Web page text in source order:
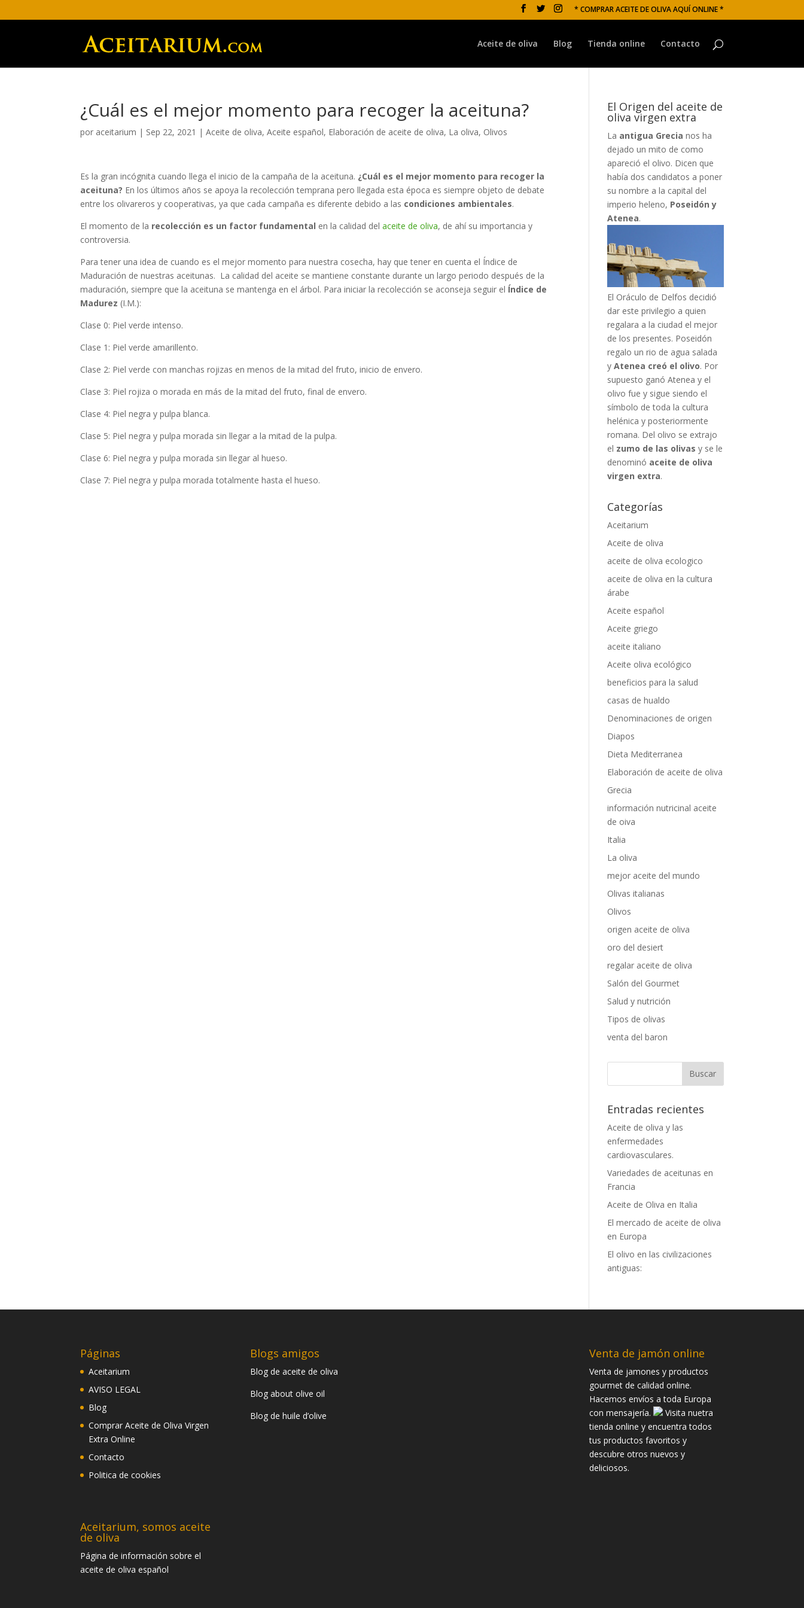
* COMPRAR ACEITE DE OLIVA AQUÍ ONLINE *
Aceite de oliva Blog Tienda online Contacto
¿Cuál es el mejor momento para recoger la aceituna?
por aceitarium | Sep 22, 2021 |Aceite de oliva,Aceite español, Elaboración de aceite de oliva, La oliva, Olivos
Es la gran incógnita cuando llega el inicio de la campaña de la aceituna. ¿Cuál es el mejor momento para recoger la
aceituna? En los últimos años se apoya la recolección temprana pero llegada esta época es siempre objeto de debate
entre los olivareros y cooperativas, ya que cada campaña es diferente debido a las condiciones ambientales.
El momento de la recolección es un factor fundamental en la calidad delaceite de oliva, de ahí su importancia y
controversia.
Para tener una idea de cuando es el mejor momento para nuestra cosecha, hay que tener en cuenta el Índice de
Maduración de nuestras aceitunas. La calidad del aceite se mantiene constante durante un largo periodo después de la
maduración, siempre que la aceituna se mantenga en el árbol. Para iniciar la recolección se aconseja seguir el Índice de
Madurez (I.M.):
Clase 0: Piel verde intenso.
Clase 1: Piel verde amarillento.
Clase 2: Piel verde con manchas rojizas en menos de la mitad del fruto, inicio de envero.
Clase 3: Piel rojiza o morada en más de la mitad del fruto, final de envero.
Clase 4: Piel negra y pulpa blanca.
Clase 5: Piel negra y pulpa morada sin llegar a la mitad de la pulpa.
Clase 6: Piel negra y pulpa morada sin llegar al hueso.
Clase 7: Piel negra y pulpa morada totalmente hasta el hueso.
El Origen del aceite de
oliva virgen extra
La antigua Grecia nos ha
dejado un mito de como
apareció el olivo. Dicen que
había dos candidatos a poner
su nombre a la capital del
imperio heleno, Poseidón y
Atenea.
El Oráculo de Delfos decidió
dar este privilegio a quien
regalara a la ciudad el mejor
de los presentes. Poseidón
regalo un rio de agua salada
yAtenea creó el olivo. Por
supuesto ganó Atenea y el
olivo fue y sigue siendo el
símbolo de toda la cultura
helénica y posteriormente
romana. Del olivo se extrajo
el zumo de las olivas y se le
denominó aceite de oliva
virgen extra.
Categorías
Aceitarium
Aceite de oliva
aceite de oliva ecologico
aceite de oliva en la cultura
árabe
Aceite español
Aceite griego
aceite italiano
Aceite oliva ecológico
beneficios para la salud
casas de hualdo
Denominaciones de origen
Diapos
Dieta Mediterranea
Elaboración de aceite de oliva
Grecia
información nutricinal aceite
de oiva
Italia
La oliva
mejor aceite del mundo
Olivas italianas
Olivos
origen aceite de oliva
oro del desiert
regalar aceite de oliva
Salón del Gourmet
Salud y nutrición
Tipos de olivas
venta del baron
Entradas recientes
Aceite de oliva y las
enfermedades
cardiovasculares.
Variedades de aceitunas en
Francia
Aceite de Oliva en Italia
El mercado de aceite de oliva
en Europa
El olivo en las civilizaciones
antiguas:
Páginas
Aceitarium
AVISO LEGAL
Blog
Comprar Aceite de Oliva Virgen
Extra Online
Contacto
Politica de cookies
Aceitarium, somos aceite
de oliva
Página de información sobre el
aceite de oliva español
Blogs amigos
Blog de aceite de oliva
Blog about olive oil
Blog de huile d’olive
Venta de jamón online
Venta de jamones y productos
gourmet de calidad online.
Hacemos envíos a toda Europa
con mensajería.
Visita nuetra
tienda online y encuentra todos
tus productos favoritos y
descubre otros nuevos y
deliciosos.